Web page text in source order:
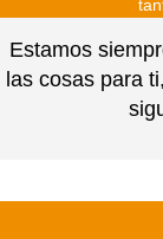
Estamos
las cosas para